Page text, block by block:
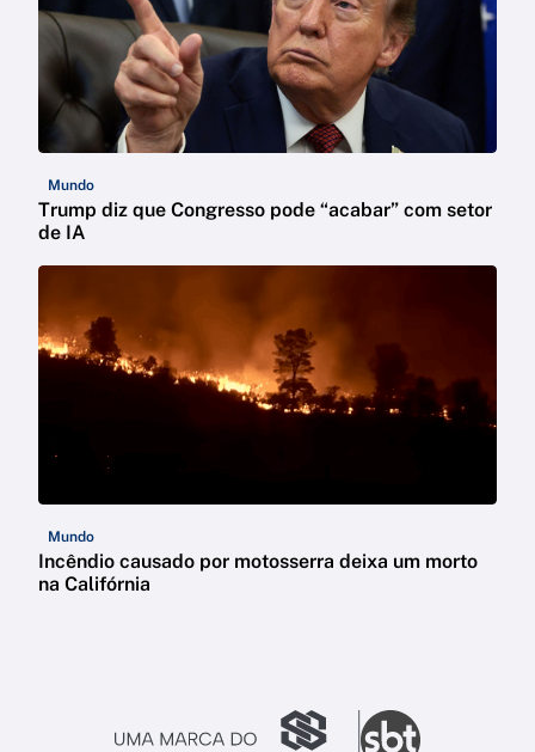
Mundo
Trump diz que Congresso pode “acabar” com setor
de IA
Mundo
Incêndio causado por motosserra deixa um morto
na Califórnia